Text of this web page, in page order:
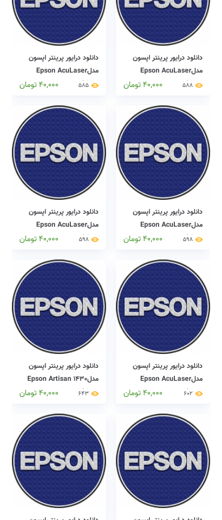
دانلود درایور پرینتر اپسون
مدلEpson AcuLaser
C9300N driver
588
40,000 تومان
دانلود درایور پرینتر اپسون
مدلEpson AcuLaser
CX11N driver
585
40,000 تومان
دانلود درایور پرینتر اپسون
مدلEpson AcuLaser
CX11NF driver
598
40,000 تومان
دانلود درایور پرینتر اپسون
مدلEpson AcuLaser
CX29NF driver
598
40,000 تومان
دانلود درایور پرینتر اپسون
مدلEpson AcuLaser
MX14 driver
602
40,000 تومان
دانلود درایور پرینتر اپسون
مدلEpson Artisan 1430
driver
643
40,000 تومان